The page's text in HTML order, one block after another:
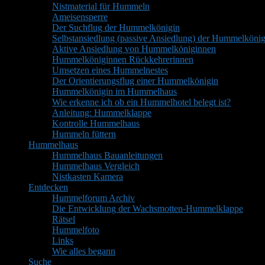
Nistmaterial für Hummeln
Ameisensperre
Der Suchflug der Hummelkönigin
Selbstansiedlung (passive Ansiedlung) der
Aktive Ansiedlung von Hummelköniginnen
Hummelköniginnen Rückkehrerinnen
Umsetzen eines Hummelnestes
Der Orientierungsflug einer Hummelkönigin
Hummelkönigin im Hummelhaus
Wie erkenne ich ob ein Hummelhotel belegt ist?
Anleitung: Hummelklappe
Kontrolle Hummelhaus
Hummeln füttern
Hummelhaus
Hummelhaus Bauanleitungen
Hummelhaus Vergleich
Nistkasten Kamera
Entdecken
Hummelforum Archiv
Die Entwicklung der Wachsmotten-Hummelklappe
Rätsel
Hummelfoto
Links
Wie alles begann
Suche